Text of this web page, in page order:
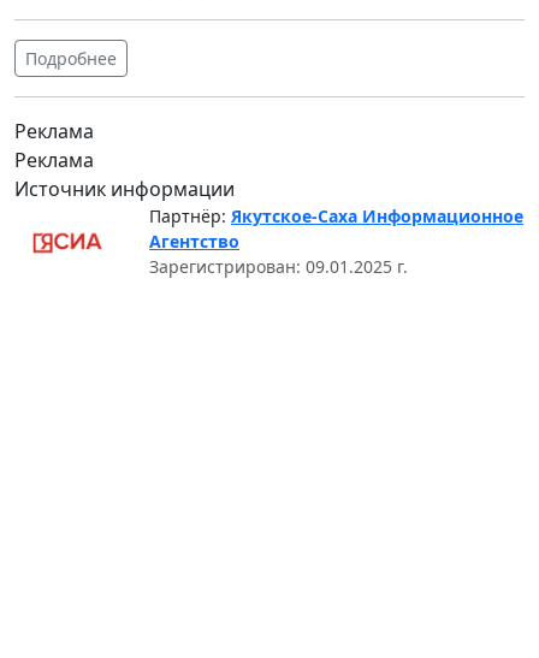
Подробнее
Реклама
Реклама
Источник информации
Партнёр: Якутское-Саха Информационное
Агентство
Зарегистрирован: 09.01.2025 г.